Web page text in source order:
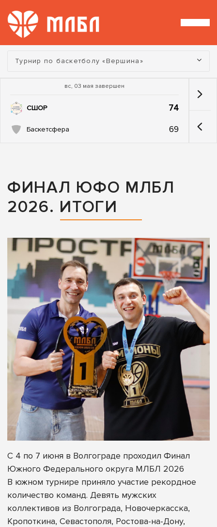
Турнир:
Турнир по баскетболу «Вершина»
вс, 03 мая завершен
СШОР 74
Баскетсфера 69
ФИНАЛ ЮФО МЛБЛ
2026. ИТОГИ
С 4 по 7 июня в Волгограде проходил Финал
Южного Федерального округа МЛБЛ 2026
В южном турнире приняло участие рекордное
количество команд. Девять мужских
коллективов из Волгограда, Новочеркасска,
Кропоткина, Севастополя, Ростова-на-Дону,